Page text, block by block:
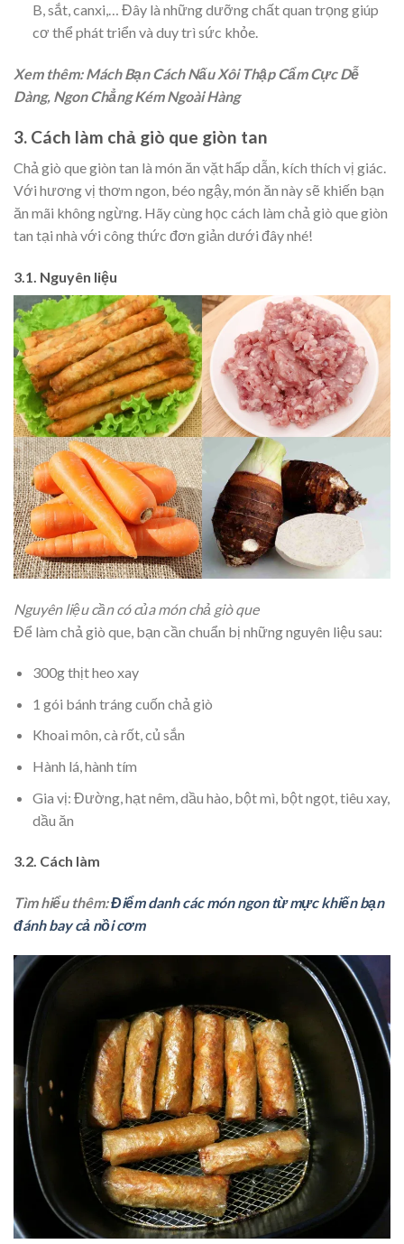
B, sắt, canxi,… Đây là những dưỡng chất quan trọng giúp
cơ thể phát triển và duy trì sức khỏe.
Xem thêm: Mách Bạn Cách Nấu Xôi Thập Cẩm Cực Dễ
Dàng, Ngon Chẳng Kém Ngoài Hàng
3. Cách làm chả giò que giòn tan
Chả giò que giòn tan là món ăn vặt hấp dẫn, kích thích vị giác.
Với hương vị thơm ngon, béo ngậy, món ăn này sẽ khiến bạn
ăn mãi không ngừng. Hãy cùng học cách làm chả giò que giòn
tan tại nhà với công thức đơn giản dưới đây nhé!
3.1. Nguyên liệu
Nguyên liệu cần có của món chả giò que
Để làm chả giò que, bạn cần chuẩn bị những nguyên liệu sau:
300g thịt heo xay
1 gói bánh tráng cuốn chả giò
Khoai môn, cà rốt, củ sắn
Hành lá, hành tím
Gia vị: Đường, hạt nêm, dầu hào, bột mì, bột ngọt, tiêu xay,
dầu ăn
3.2. Cách làm
Tìm hiểu thêm:Điểm danh các món ngon từ mực khiến bạn
đánh bay cả nồi cơm